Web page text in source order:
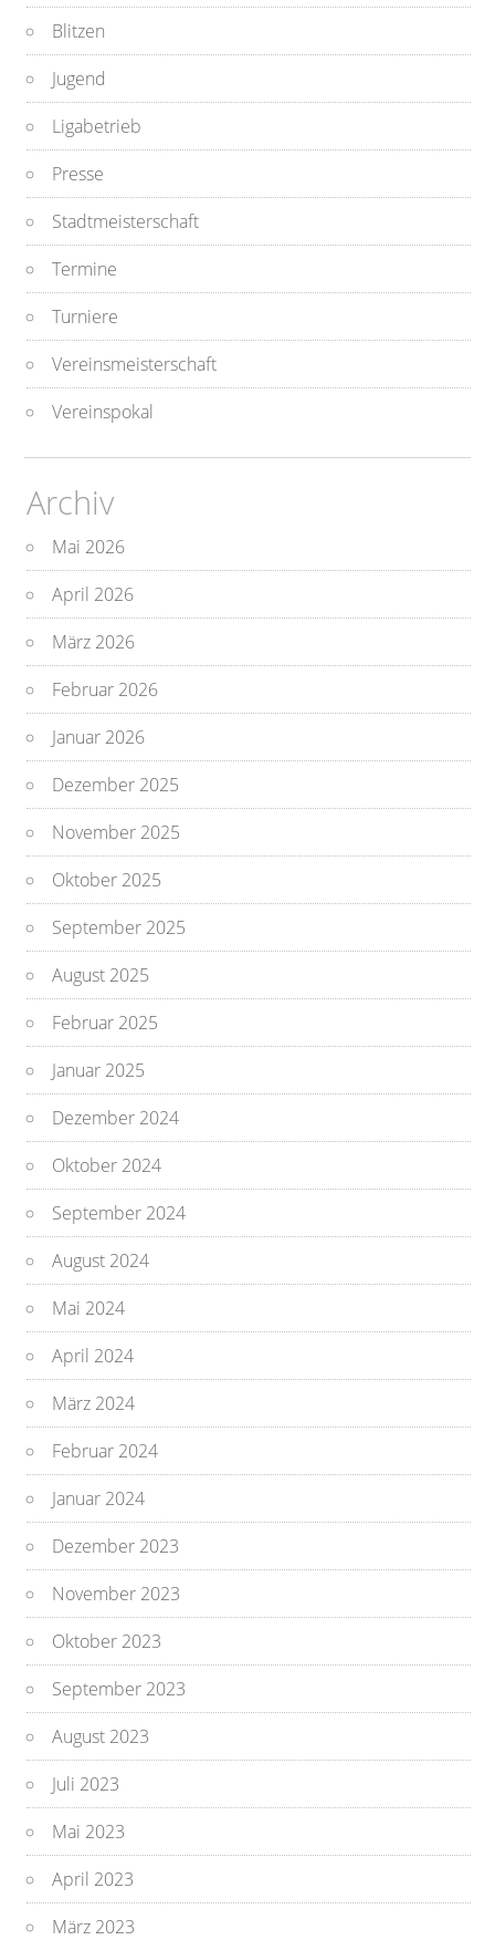
Blitzen
Jugend
Ligabetrieb
Presse
Stadtmeisterschaft
Termine
Turniere
Vereinsmeisterschaft
Vereinspokal
Archiv
Mai 2026
April 2026
März 2026
Februar 2026
Januar 2026
Dezember 2025
November 2025
Oktober 2025
September 2025
August 2025
Februar 2025
Januar 2025
Dezember 2024
Oktober 2024
September 2024
August 2024
Mai 2024
April 2024
März 2024
Februar 2024
Januar 2024
Dezember 2023
November 2023
Oktober 2023
September 2023
August 2023
Juli 2023
Mai 2023
April 2023
März 2023